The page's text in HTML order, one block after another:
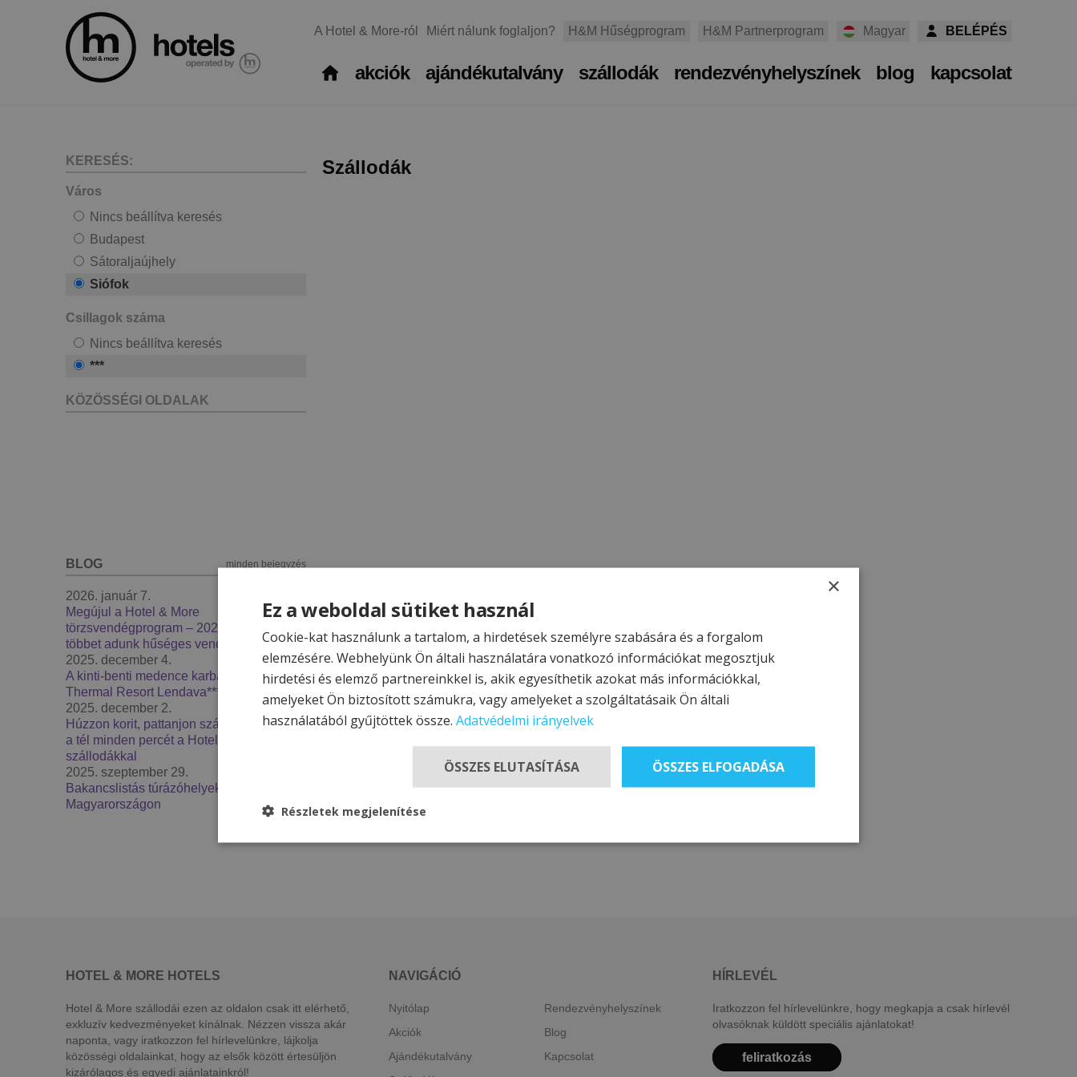
A Hotel & More-ról Miért nálunk foglaljon? H&M Hűségprogram H&M Partnerprogram Magyar BELÉPÉS
akciók ajándékutalvány szállodák rendezvényhelyszínek blog kapcsolat
Szállodák
KERESÉS:
Város
Nincs beállítva keresés
Budapest
Sátoraljaújhely
Siófok
Csillagok száma
Nincs beállítva keresés
***
KÖZÖSSÉGI OLDALAK
BLOG minden bejegyzés
2026. január 7.
Megújul a Hotel & More
törzsvendégprogram – 2026-ban még
többet adunk hűséges vendégeinknek
2025. december 4.
A kinti-benti medence karbantartás -
Thermal Resort Lendava***
2025. december 2.
Húzzon korit, pattanjon szánkóra – Élje át
a tél minden percét a Hotel & More
szállodákkal
2025. szeptember 29.
Bakancslistás túrázóhelyek
Magyarországon
HOTEL & MORE HOTELS
Hotel & More szállodái ezen az oldalon csak itt elérhető,
exkluzív kedvezményeket kínálnak. Nézzen vissza akár
naponta, vagy iratkozzon fel hírlevelünkre, lájkolja
közösségi oldalainkat, hogy az elsők között értesüljön
kizárólagos és egyedi ajánlatainkról!
NAVIGÁCIÓ
Nyitólap
Akciók
Ajándékutalvány
Rendezvényhelyszínek
Blog
Kapcsolat
HÍRLEVÉL
Iratkozzon fel hírlevelünkre, hogy megkapja a csak hírlevél
olvasóknak küldött speciális ajánlatokat!
feliratkozás
×
Ez a weboldal sütiket használ
Cookie-kat használunk a tartalom, a hirdetések személyre szabására és a forgalom
elemzésére. Webhelyünk Ön általi használatára vonatkozó információkat megosztjuk
hirdetési és elemző partnereinkkel is, akik egyesíthetik azokat más információkkal,
amelyeket Ön biztosított számukra, vagy amelyeket a szolgáltatásaik Ön általi
használatából gyűjtöttek össze. Adatvédelmi irányelvek
ÖSSZES ELFOGADÁSA
ÖSSZES ELUTASÍTÁSA
Részletek megjelenítése